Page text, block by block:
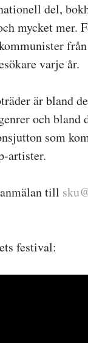
del,
mycket mer.
varje år.
är bland
och bland
som
artister.
till
festival: